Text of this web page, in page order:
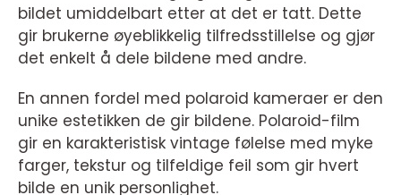
bildet umiddelbart etter at det er tatt. Dette
gir brukerne øyeblikkelig tilfredsstillelse og gjør
det enkelt å dele bildene med andre.
En annen fordel med polaroid kameraer er den
unike estetikken de gir bildene. Polaroid-film
gir en karakteristisk vintage følelse med myke
farger, tekstur og tilfeldige feil som gir hvert
bilde en unik personlighet.